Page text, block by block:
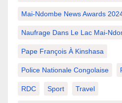
Mai-Ndombe News Awards
Naufrage Dans Le Lac Mai-
Pape François À Kinshasa
Police Nationale Congolaise
RDC Sport Travel